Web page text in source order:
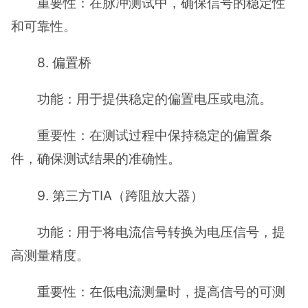
和可靠性。
8. 偏置桥
功能：用于提供稳定的偏置电压或电流。
重要性：在测试过程中保持稳定的偏置条
件，确保测试结果的准确性。
9. 第三方TIA（跨阻放大器）
功能：用于将电流信号转换为电压信号，提
高测量精度。
重要性：在低电流测量时，提高信号的可测